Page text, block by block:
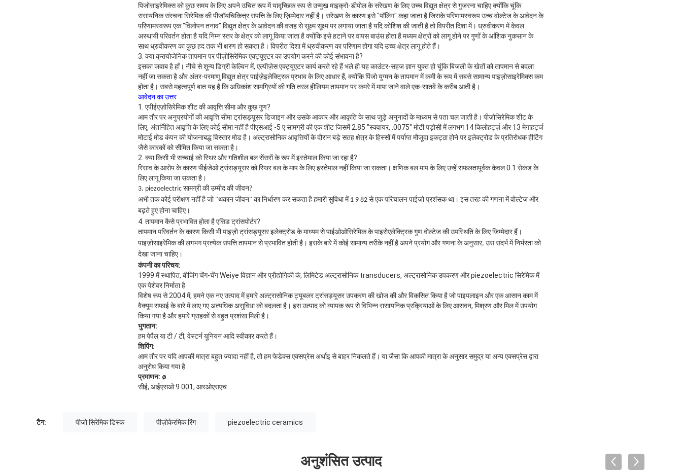
पिजोसाइरेमिक्स को कुछ समय के लिए अपने उचित रूप में यादृच्छिक रूप से उन्मुख माइक्रो-डीपोल के संरेखण के लिए उच्च विद्युत क्षेत्र से गुजरना चाहिए क्योंकि चूंकि
रासायनिक संरचना सिरेमिक की पीजॉयचिकित्त्र संपत्ति के लिए ज़िम्मेदार नहीं है। संरेखण के कारण इसे "पॉलिंग" कहा जाता है जिसके परिणामस्वरूप उच्च वोल्टेज के आवेदन के
परिणामस्वरूपएक "विलोपन तनाव" विद्युत क्षेत्र के आवेदन की वजह से सूक्ष्म सूक्ष्म पर लगाया जाता है यदि कोशिश की जाती है तो विपरीत दिशा में। ध्रुवीकरण में केवल
अस्थायी परिवर्तन होता है यदि निम्न स्तर के क्षेत्र को लागू किया जाता है क्योंकि इसे हटाने पर वापस बाउंस होता हैमध्यम क्षेत्रों को लागू होने पर गुणों के आंशिक नुकसान के
साथ ध्रुवीकरण का कुछ हद तक भी क्षरण हो सकता है। विपरीत दिशा में ध्रुवीकरण का परिणाम होगा यदि उच्च क्षेत्र लागू होते हैं।
3. क्या क्रायोजेनिक तापमान पर पीज़ोसिरेमिक एक्ट्यूएटर का उपयोग करने की कोई संभावना है?
इसका जवाब है हाँ। नीचे से शून्य डिग्री केल्विन में, एल्पीज़ेस एक्ट्यूएटर कार्य करते रहे हैं भले ही यह काउंटर-सहज ज्ञान युक्त हो चूंकि बिजली के खेतों को तापमान से बदला
नहीं जा सकता है और अंतर-परमाणु विद्युत क्षेत्र पाईज़ेइलेक्ट्रिक प्रभाव के लिए आधार हैं, क्योंकि पिंजो युग्मन के तापमान में कमी के रूप में सबसे सामान्य पाइज़ोसाइरेमिक्स कम
होता है। सबसे महत्वपूर्ण बात यह है कि अधिकांश सामग्रियों की गति तरल हीलियम तापमान पर कमरे में मापा जाने वाले एक-सातवें के करीब आती है।
आवेदन का उत्तर
1. एपीईएज़ोसिरेमिक शीट की आवृत्ति सीमा और कुछ गुण?
आम तौर पर अनुप्रयोगों की आवृत्ति सीमा ट्रांसड्यूसर डिजाइन और उसके आकार और आकृति के साथ जुड़े अनुनादों के माध्यम से पता चल जाती है। पीज़ोसिरेमिक शीट के
लिए, अंतर्निहित आवृत्ति के लिए कोई सीमा नहीं है पीएसआई -5 ए सामग्री की एक शीट जिसमें 2.85 "स्क्वायर, .0075" मोटी पड़ोसी में लगभग 14 किलोहर्ट्ज़ और 13 मेगाहर्ट्ज
मोटाई मोड कंपन की योजनाबद्ध विस्तार मोड है। अल्ट्रासोनिक आवृत्तियों के दौरान बड़े सतह क्षेत्र के हिस्सों में पर्याप्त मौजूदा इकट्ठा होने पर इलेक्ट्रोड के प्रतिरोधक हीटिंग
जैसे कारकों को सीमित किया जा सकता है।
2. क्या किसी भी सच्चाई को स्थिर और गतिशील बल सेंसरों के रूप में इस्तेमाल किया जा रहा है?
रिसाव के आरोप के कारण पीईजेओ ट्रांसड्यूसर को स्थिर बल के माप के लिए इस्तेमाल नहीं किया जा सकता। क्षणिक बल माप के लिए उन्हें सफलतापूर्वक केवल 0.1 सेकंड के
लिए लागू किया जा सकता है।
3. piezoelectric सामग्री की उम्मीद की जीवन?
अभी तक कोई परीक्षण नहीं है जो "थकान जीवन" का निर्धारण कर सकता है हमारी सुविधा में 1 9 82 से एक परिचालन पाईज़ो प्रशंसक था। इस तरह की गणना में वोल्टेज और
बढ़ते हुए होना चाहिए।
4. तापमान कैसे प्रभावित होता है एसिड ट्रांसपोर्टर?
तापमान परिवर्तन के कारण किसी भी पाइज़ो ट्रांसड्यूसर इलेक्ट्रोड के माध्यम से पाईओओसिरेमिक के पाइरोएलेक्ट्रिक गुण वोल्टेज की उपस्थिति के लिए जिम्मेदार हैं।
पाइज़ोसाइरेमिक की लगभग प्रत्येक संपत्ति तापमान से प्रभावित होती है। इसके बारे में कोई सामान्य तरीके नहीं है अपने प्रयोग और गणना के अनुसार, उस संदर्भ में निर्भरता को
देखा जाना चाहिए।
कंपनी का परिचय:
1999 में स्थापित, बीजिंग चेंग-चेंग Weiye विज्ञान और प्रौद्योगिकी कं, लिमिटेड अल्ट्रासोनिक transducers, अल्ट्रासोनिक उपकरण और piezoelectric सिरेमिक में
एक पेशेवर निर्माता है
विशेष रूप से 2004 में, हमने एक नए उत्पाद में हमारे अल्ट्रासोनिक ट्यूबलर ट्रांसड्यूसर उपकरण की खोज की और विकसित किया है जो पाइपलाइन और एक आसान काम में
वैक्यूम सफाई के बारे में लाए गए अत्यधिक असुविधा को बदलता है। इस उत्पाद को व्यापक रूप से विभिन्न रासायनिक प्रक्रियाओं के लिए आसवन, मिश्रण और मिल में उपयोग
किया गया है और हमारे ग्राहकों से बहुत प्रशंसा मिली है।
भुगतान:
हम पेपैल या टी / टी, वेस्टर्न यूनियन आदि स्वीकार करते हैं।
शिपिंग:
आम तौर पर यदि आपकी मात्रा बहुत ज्यादा नहीं है, तो हम फेडेक्स एक्सप्रेस अर्थाइ से बाहर निकलते हैं। या जैसा कि आपकी मात्रा के अनुसार समुद्र या अन्य एक्सप्रेस द्वारा
अनुरोध किया गया है
प्रमाणन: ø
सीई, आईएसओ 9 001, आरओएसएच
टैग: पीजो सिरेमिक डिस्क पीज़ोकेरमिक रिंग piezoelectric ceramics
अनुशंसित उत्पाद